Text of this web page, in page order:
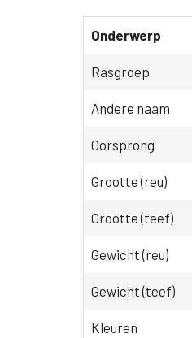
Onderwerp
Rasgroep
Andere naam
Oorsprong
Grootte (reu)
Grootte (teef)
Gewicht (reu)
Gewicht (teef)
Kleuren